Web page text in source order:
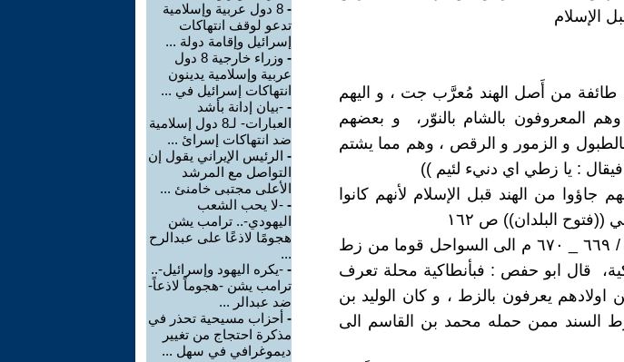
الإسلام
من أَصل الهند مُعرَّب جت ، و اليهم
المعروفون بالشام بالنوّر، و بعضهم
و الزمور و الرقص ، وهم مما يشتم
: يا زطي اي دنيء لئيم ))
من الهند قبل الإسلام لأنهم كانوا
البلدان)) ص ١٦٢
و نقل معاوية في سنة ٤٩ أَو ٥٠ هجرية / ٦٦٩ _ ٦٧٠ م الى السواحل قوما من زط
قال ابو حفص : فبأنطاكية محلة تعرف
يعرفون بالزط ، و كان الوليد بن
السند ممن حمله محمد بن القاسم الى
-
8 دول عربية وإسلامية
تدعو لوقف انتهاكات
إسرائيل وإقامة دولة ...
-
وزراء خارجية 8 دول
عربية وإسلامية يدينون
انتهاكات إسرائيل في ...
- -بيان إدانة بأشد
العبارات- لـ8 دول إسلامية
ضد انتهاكات إسرائ ...
- الرئيس الإيراني يقول إن
التواصل مع المرشد
الأعلى مجتبى خامنئ ...
- -لا يحب الشعب
اليهودي-.. ترامب يشن
هجومًا لاذعًا على عبدالرح
...
- -يكره اليهود وإسرائيل-..
ترامب يشن -هجوماً لاذعاً-
ضد عبدالر ...
- أحزاب مسيحية تحذر في
مذكرة احتجاج من تغيير
ديموغرافي في سهل ...